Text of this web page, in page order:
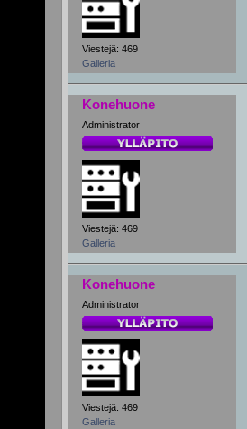
Viestejä: 469
Galleria
Konehuone
Administrator
Viestejä: 469
Galleria
Konehuone
Administrator
Viestejä: 469
Galleria